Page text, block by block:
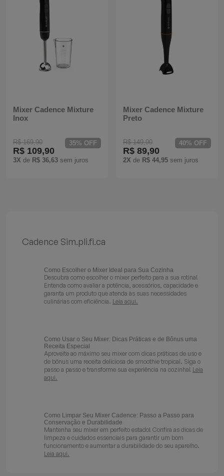
Mixer Cadence Mixture
Inox
R$ 169,90
R$ 109,90
3X de R$ 36,63 sem juros
35% OFF
Mixer Cadence Mixture
Preto
R$ 149,90
R$ 89,90
2X de R$ 44,95 sem juros
40% OFF
Cadence Sim.pli.fi.ca
Como Escolher o Mixer Ideal para Sua Cozinha
Descubra como escolher o mixer perfeito para a sua rotina!
Entenda como avaliar a potência, acessórios, capacidade e
garanta um produto que atenda às suas necessidades
culinárias com eficiência. Leia aqui.
Como Usar o Seu Mixer: Dicas Práticas e de Bônus uma
Receita Especial
Aproveite ao máximo seu mixer com dicas práticas de uso e
de bônus uma receita deliciosa de smoothie tropical. Siga o
passo a passo e transforme sua experiência na cozinha! Leia
aqui.
Como Limpar Seu Mixer Cadence: Passo a Passo para
Conservação e Durabilidade
Mantenha seu mixer em perfeito estado! Confira as dicas de
limpeza e cuidados essenciais para garantir um bom
funcionamento e aumentar a durabilidade do seu aparelho.
Leia aqui.
Processadores
Panelas Elétricas
Máquina de Waffle